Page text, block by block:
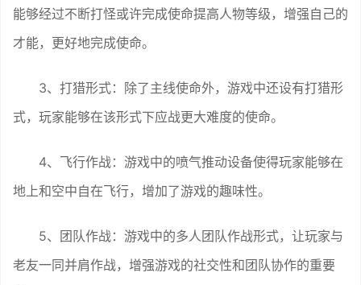
能够经过不断打怪或许完成使命提高人物等级，增强自己的
才能，更好地完成使命。
3、打猎形式：除了主线使命外，游戏中还设有打猎形
式，玩家能够在该形式下应战更大难度的使命。
4、飞行作战：游戏中的喷气推动设备使得玩家能够在
地上和空中自在飞行，增加了游戏的趣味性。
5、团队作战：游戏中的多人团队作战形式，让玩家与
老友一同并肩作战，增强游戏的社交性和团队协作的重要